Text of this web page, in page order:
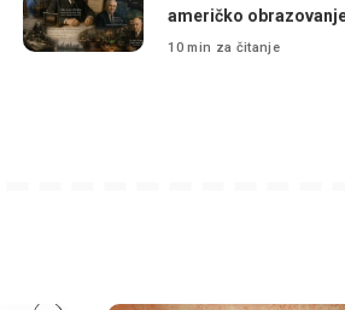
američko
10 min za čitanje